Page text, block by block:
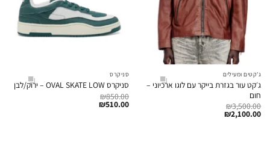
ג'קטים ומעילים
ג׳קט עור בגזרת בייקר עם לוגו ארכיוני –
חום
₪3,500.00
₪2,100.00
סניקרס
סניקרס OVAL SKATE LOW – ירוק/לבן
₪850.00
₪510.00